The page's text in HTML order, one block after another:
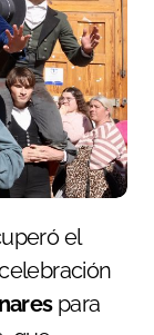
el
para